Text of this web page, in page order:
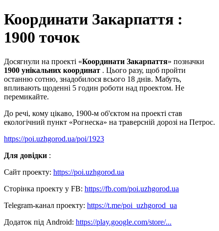
Координати Закарпаття :
1900 точок
Досягнули на проекті «Координати Закарпаття» позначки
1900 унікальних координат . Цього разу, щоб пройти
останню сотню, знадобилося всього 18 днів. Мабуть,
впливають щоденні 5 годин роботи над проектом. Не
перемикайте.
До речі, кому цікаво, 1900-м об'єктом на проекті став
екологічний пункт «Рогнеска» на траверсній дорозі на Петрос.
https://poi.uzhgorod.ua/poi/1923
Для довідки :
Сайт проекту: https://poi.uzhgorod.ua
Сторінка проекту у FB: https://fb.com/poi.uzhgorod.ua
Telegram-канал проекту: https://t.me/poi_uzhgorod_ua
Додаток під Android: https://play.google.com/store/...